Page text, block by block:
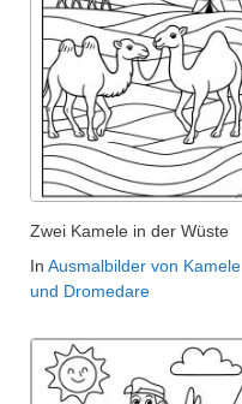
Zwei Kamele in der Wüste
In Ausmalbilder von Kamele
und Dromedare